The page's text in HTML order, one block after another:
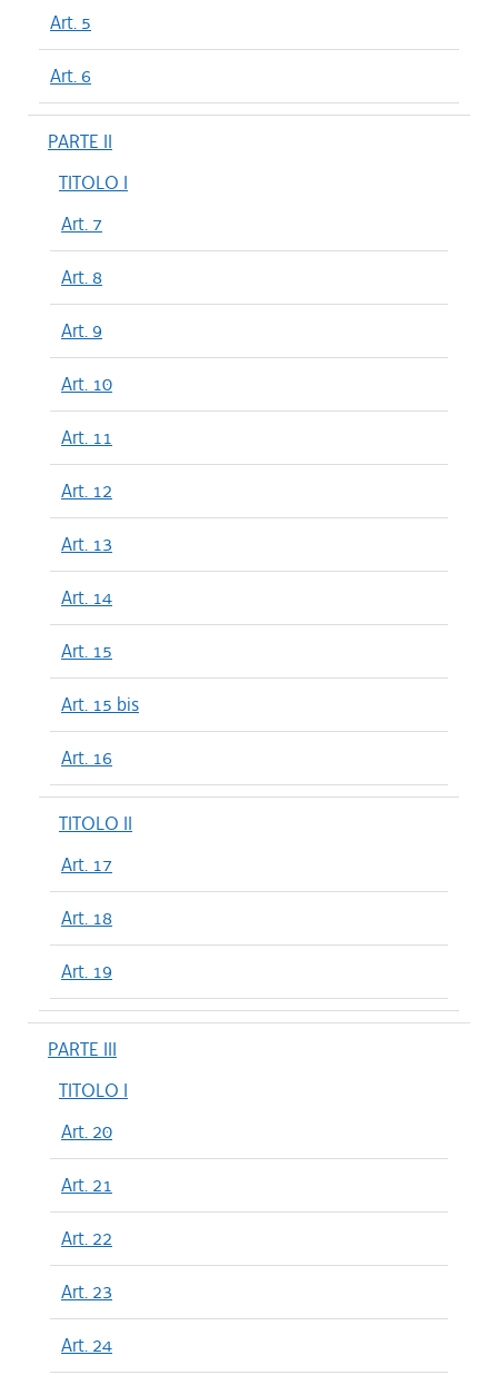
Art. 5
Art. 6
PARTE II
TITOLO I
Art. 7
Art. 8
Art. 9
Art. 10
Art. 11
Art. 12
Art. 13
Art. 14
Art. 15
Art. 15 bis
Art. 16
TITOLO II
Art. 17
Art. 18
Art. 19
PARTE III
TITOLO I
Art. 20
Art. 21
Art. 22
Art. 23
Art. 24